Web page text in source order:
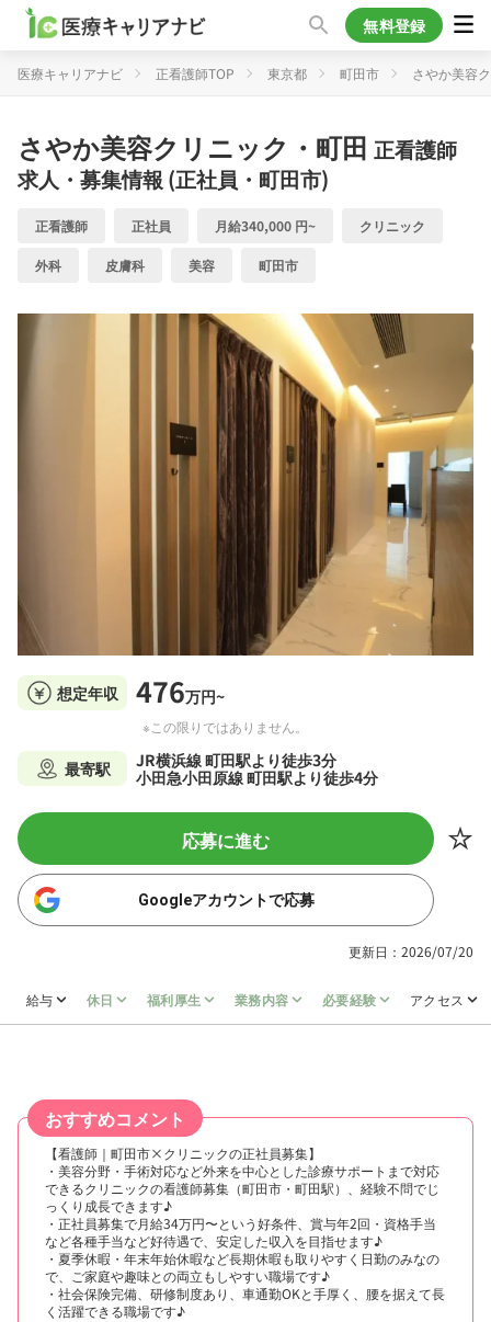
無料登録
医療キャリアナビ 正看護師TOP 東京都 町田市 さやか美容
さやか美容クリニック・町田 正看護師
求人・募集情報 (正社員・町田市)
正看護師 正社員 月給340,000 円~ クリニック
外科 皮膚科 美容 町田市
想定年収 476万円~
※この限りではありません。
最寄駅
JR横浜線 町田駅より徒歩3分
小田急小田原線 町田駅より徒歩4分
応募に進む
Googleアカウントで応募
更新日：2026/07/20
給与 休日 福利厚生 業務内容 必要経験 アクセス
おすすめコメント
【看護師｜町田市×クリニックの正社員募集】
・美容分野・手術対応など外来を中心とした診療サポートまで対応
できるクリニックの看護師募集（町田市・町田駅）、経験不問でじ
っくり成長できます♪
・正社員募集で月給34万円〜という好条件、賞与年2回・資格手当
など各種手当など好待遇で、安定した収入を目指せます♪
・夏季休暇・年末年始休暇など長期休暇も取りやすく日勤のみなの
で、ご家庭や趣味との両立もしやすい職場です♪
・社会保険完備、研修制度あり、車通勤OKと手厚く、腰を据えて長
く活躍できる職場です♪